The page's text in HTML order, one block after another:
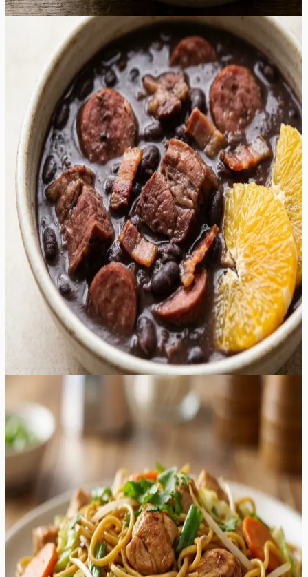
4tk
5.0 Hinnang:(3)
Brasiilia lihapada ehk feijoada
See tummine ja sügavate maitsetega lihapada on tõeline
mugavustoit, mis pakub rikkaliku ja rahuldustpakkuva
maitseelamuse igale lihasõbrale. Roa süda on aeglaselt
hautatud mustad oad, mis imevad endasse suitsuse
peekoni, vürtsika vorsti ja pehme sealiha mahlad,
tekitades sametise ja paksu kastme. Iga suutäis on täis
erinevaid tekstuure – alates muredaks keenud seapraest
kuni krõmpsuvate peekonitükkideni. Suitsused alatoonid
segunevad küüslaugu ja sibula magususega, luues
umami-rikka terviku, mis soojendab hinge ka kõige
külmemal talveõhtul. Serveerimisel lisatavad värsked
apelsiniviilud toovad esile vajaliku happesuse ja
tsitruselise värskuse, mis tasakaalustab ideaalselt liha
rammusust. See on suurepärane valik suuremateks
koosviibimisteks, kus soovitakse pakkuda midagi toitvat,
erilist ja meeldejäävat. Roa aroom, mis täidab köögi pika
hautamisprotsessi vältel, kutsub külalised juba varakult
lauda ootama.
Hinnang:
Kana Chow Mein
Kana Chow Mein on Hiina köögi klassika, mis pakub
sügavaid umami maitseid, krõmpsuvaid köögivilju ja
täiuslikult praetud nuudleid. See retsept on loodud
pakkuma autentset "takeout" kogemust otse teie
koduköögis, kuid märksa tervislikumal ja värskemal
moel. Roog on eriline tänu oma tasakaalustatud
kastmele, mis ühendab austrikastme soolaka sügavuse,
sojakastme umami, seesamiõli pähklise aroomi ja suhkru
õrna magususe. Valmistamine toimub ühel pannil või
vokkpannil, mis teeb sellest ideaalse lahenduse kiireks ja